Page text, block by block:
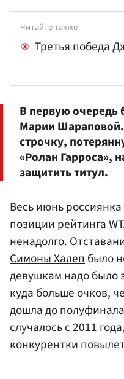
Читайте также
Третья победа
В первую очередь
Марии
строчку,
«Ролан Гарроса»,
защитить титул.
Весь июнь
позиции рейтинга
ненадолго.
Симоны Халепбыло
девушкам надо было
куда больше очков,
дошла до
случалось с 2011
конкурентки